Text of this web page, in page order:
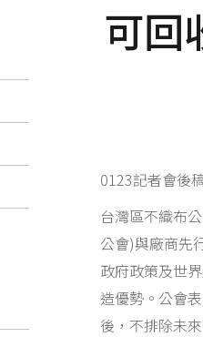
可回
0123記者會後
台灣區不織布
公會)與廠商先
政府政策及世
造優勢。公會
後，不排除未